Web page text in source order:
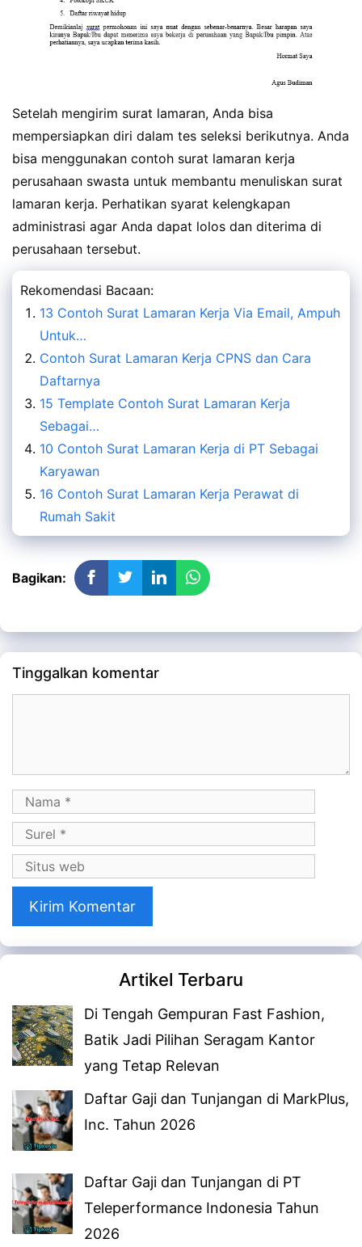
Setelah mengirim surat lamaran, Anda bisa
mempersiapkan diri dalam tes seleksi berikutnya. Anda
bisa menggunakan contoh surat lamaran kerja
perusahaan swasta untuk membantu menuliskan surat
lamaran kerja. Perhatikan syarat kelengkapan
administrasi agar Anda dapat lolos dan diterima di
perusahaan tersebut.
Rekomendasi Bacaan:
13 Contoh Surat Lamaran Kerja Via Email, Ampuh
Untuk…
Contoh Surat Lamaran Kerja CPNS dan Cara
Daftarnya
15 Template Contoh Surat Lamaran Kerja
Sebagai…
10 Contoh Surat Lamaran Kerja di PT Sebagai
Karyawan
16 Contoh Surat Lamaran Kerja Perawat di
Rumah Sakit
Bagikan:
Tinggalkan komentar
Nama
Surel
Situs
web
Artikel Terbaru
Di Tengah Gempuran Fast Fashion,
Batik Jadi Pilihan Seragam Kantor
yang Tetap Relevan
Daftar Gaji dan Tunjangan di MarkPlus,
Inc. Tahun 2026
Daftar Gaji dan Tunjangan di PT
Teleperformance Indonesia Tahun
2026